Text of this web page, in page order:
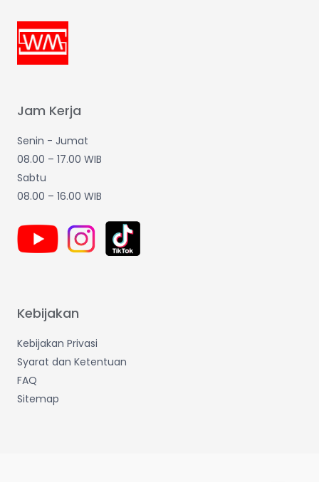
Jam Kerja
Senin - Jumat
08.00 – 17.00 WIB
Sabtu
08.00 – 16.00 WIB
Kebijakan
Kebijakan Privasi
Syarat dan Ketentuan
FAQ
Sitemap